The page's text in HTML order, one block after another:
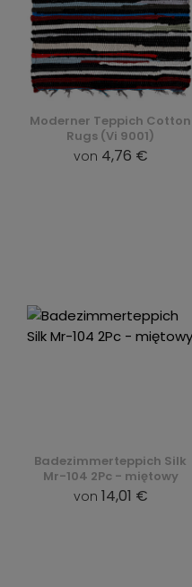
Moderner Teppich Cotton
Rugs (Vi 9001)
von 4,76 €
Badezimmerteppich Silk
Mr-104 2Pc - miętowy
von 14,01 €